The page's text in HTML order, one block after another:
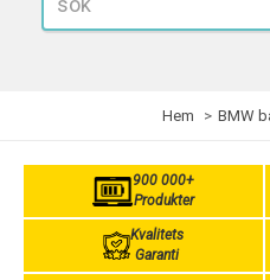
Hem BMW
900 000+
Produkter
Kvalitets
Garanti